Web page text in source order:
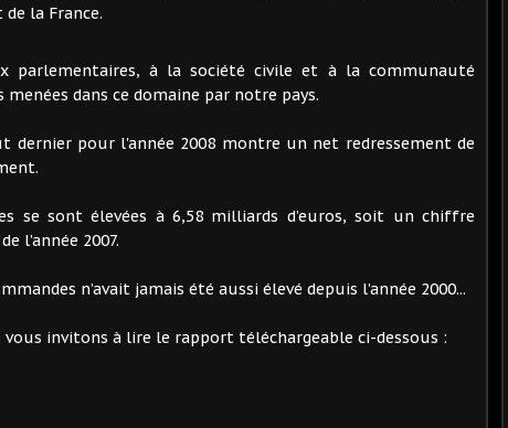
la France.
parlementaires, à la société civile et à la communauté
dans ce domaine par notre pays.
dernier pour l'année 2008 montre un net redressement de
se sont élevées à 6,58 milliards d’euros, soit un chiffre
l’année 2007.
n’avait jamais été aussi élevé depuis l’année 2000...
vous invitons à lire le rapport téléchargeable ci-dessous :